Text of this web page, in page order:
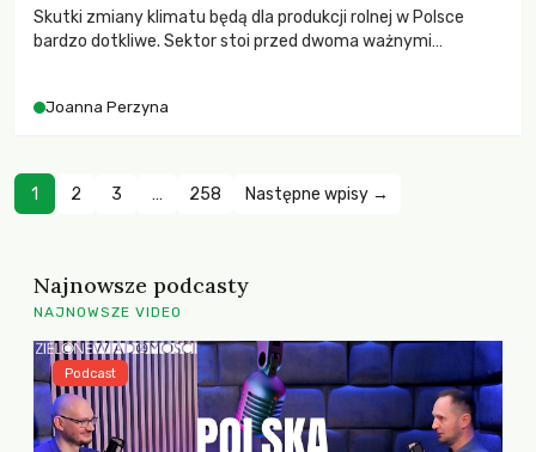
Skutki zmiany klimatu będą dla produkcji rolnej w Polsce
bardzo dotkliwe. Sektor stoi przed dwoma ważnymi
zachodzących zmian klimatycznych. Wymagać to będzie
Joanna Perzyna
1 2 3 … 258 Następne wpisy →
Najnowsze podcasty
NAJNOWSZE VIDEO
Podcast